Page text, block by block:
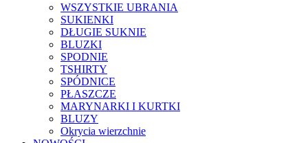
WSZYSTKIE UBRANIA
SUKIENKI
DŁUGIE SUKNIE
BLUZKI
SPODNIE
TSHIRTY
SPÓDNICE
PŁASZCZE
MARYNARKI I KURTKI
BLUZY
Okrycia wierzchnie